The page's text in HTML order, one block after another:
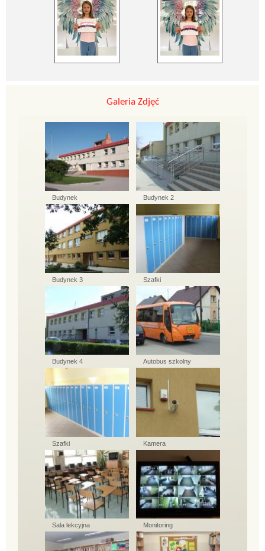
Galeria Zdjęć
Budynek Budynek 2
Budynek 3 Szafki
Budynek 4 Autobus szkolny
Szafki Kamera
Sala lekcyjna Monitoring